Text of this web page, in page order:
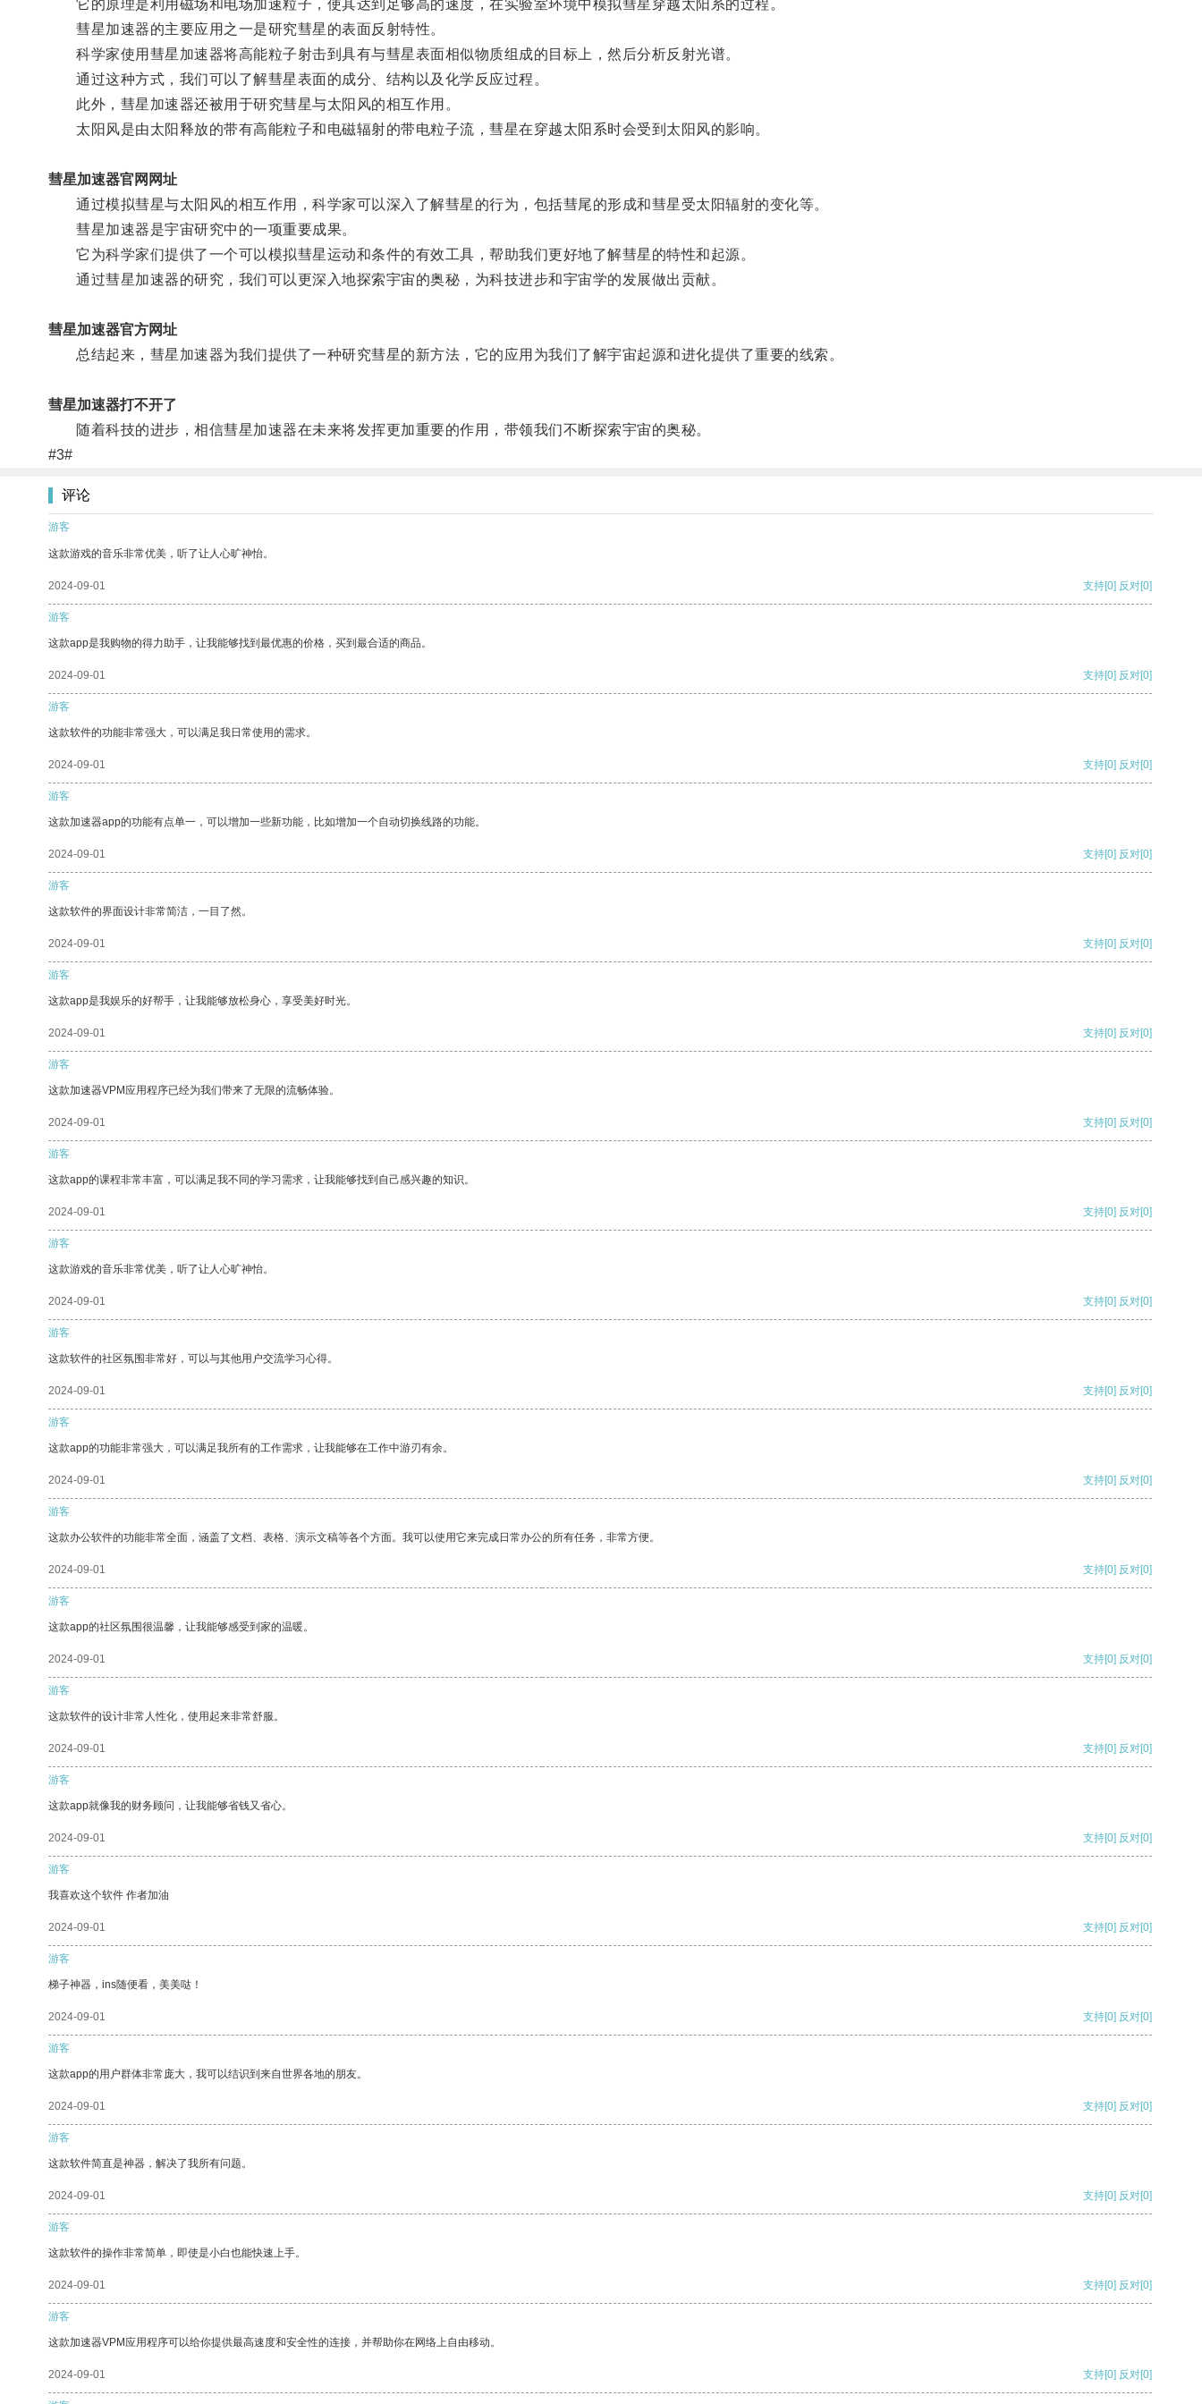
它的原理是利用磁场和电场加速粒子，使其达到足够高的速度，在实验室环境中模拟彗星穿越太阳系的过程。
彗星加速器的主要应用之一是研究彗星的表面反射特性。
科学家使用彗星加速器将高能粒子射击到具有与彗星表面相似物质组成的目标上，然后分析反射光谱。
通过这种方式，我们可以了解彗星表面的成分、结构以及化学反应过程。
此外，彗星加速器还被用于研究彗星与太阳风的相互作用。
太阳风是由太阳释放的带有高能粒子和电磁辐射的带电粒子流，彗星在穿越太阳系时会受到太阳风的影响。
彗星加速器官网网址
通过模拟彗星与太阳风的相互作用，科学家可以深入了解彗星的行为，包括彗尾的形成和彗星受太阳辐射的变化等。
彗星加速器是宇宙研究中的一项重要成果。
它为科学家们提供了一个可以模拟彗星运动和条件的有效工具，帮助我们更好地了解彗星的特性和起源。
通过彗星加速器的研究，我们可以更深入地探索宇宙的奥秘，为科技进步和宇宙学的发展做出贡献。
彗星加速器官方网址
总结起来，彗星加速器为我们提供了一种研究彗星的新方法，它的应用为我们了解宇宙起源和进化提供了重要的线索。
彗星加速器打不开了
随着科技的进步，相信彗星加速器在未来将发挥更加重要的作用，带领我们不断探索宇宙的奥秘。
#3#
评论
游客
这款游戏的音乐非常优美，听了让人心旷神怡。
2024-09-01 支持[0] 反对[0]
游客
这款app是我购物的得力助手，让我能够找到最优惠的价格，买到最合适的商品。
2024-09-01 支持[0] 反对[0]
游客
这款软件的功能非常强大，可以满足我日常使用的需求。
2024-09-01 支持[0] 反对[0]
游客
这款加速器app的功能有点单一，可以增加一些新功能，比如增加一个自动切换线路的功能。
2024-09-01 支持[0] 反对[0]
游客
这款软件的界面设计非常简洁，一目了然。
2024-09-01 支持[0] 反对[0]
游客
这款app是我娱乐的好帮手，让我能够放松身心，享受美好时光。
2024-09-01 支持[0] 反对[0]
游客
这款加速器VPM应用程序已经为我们带来了无限的流畅体验。
2024-09-01 支持[0] 反对[0]
游客
这款app的课程非常丰富，可以满足我不同的学习需求，让我能够找到自己感兴趣的知识。
2024-09-01 支持[0] 反对[0]
游客
这款游戏的音乐非常优美，听了让人心旷神怡。
2024-09-01 支持[0] 反对[0]
游客
这款软件的社区氛围非常好，可以与其他用户交流学习心得。
2024-09-01 支持[0] 反对[0]
游客
这款app的功能非常强大，可以满足我所有的工作需求，让我能够在工作中游刃有余。
2024-09-01 支持[0] 反对[0]
游客
这款办公软件的功能非常全面，涵盖了文档、表格、演示文稿等各个方面。我可以使用它来完成日常办公的所有任务，非常方便。
2024-09-01 支持[0] 反对[0]
游客
这款app的社区氛围很温馨，让我能够感受到家的温暖。
2024-09-01 支持[0] 反对[0]
游客
这款软件的设计非常人性化，使用起来非常舒服。
2024-09-01 支持[0] 反对[0]
游客
这款app就像我的财务顾问，让我能够省钱又省心。
2024-09-01 支持[0] 反对[0]
游客
我喜欢这个软件 作者加油
2024-09-01 支持[0] 反对[0]
游客
梯子神器，ins随便看，美美哒！
2024-09-01 支持[0] 反对[0]
游客
这款app的用户群体非常庞大，我可以结识到来自世界各地的朋友。
2024-09-01 支持[0] 反对[0]
游客
这款软件简直是神器，解决了我所有问题。
2024-09-01 支持[0] 反对[0]
游客
这款软件的操作非常简单，即使是小白也能快速上手。
2024-09-01 支持[0] 反对[0]
游客
这款加速器VPM应用程序可以给你提供最高速度和安全性的连接，并帮助你在网络上自由移动。
2024-09-01 支持[0] 反对[0]